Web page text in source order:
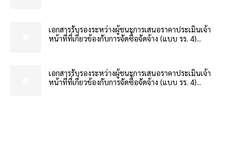
เอกสารรับรองระหว่างผู้ชนะการเสนอราคาประเมินเจ้า
หน้าที่ที่เกี่ยวข้องกับการจัดซื้อจัดจ้าง (แบบ รร. 4)...
เอกสารรับรองระหว่างผู้ชนะการเสนอราคาประเมินเจ้า
หน้าที่ที่เกี่ยวข้องกับการจัดซื้อจัดจ้าง (แบบ รร. 4)...